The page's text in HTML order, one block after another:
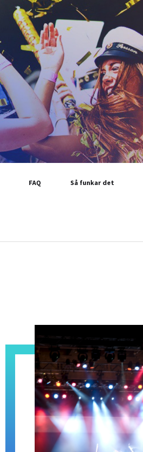
FAQ Så funkar det